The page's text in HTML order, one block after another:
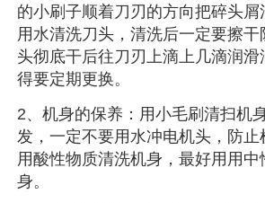
的小刷子顺着刀刃的方向把碎头
用水清洗刀头，清洗后一定要擦干
头彻底干后往刀刃上滴上几滴润
得要定期更换。
2、机身的保养：用小毛刷清扫机
发，一定不要用水冲电机头，防
用酸性物质清洗机身，最好用用
身。